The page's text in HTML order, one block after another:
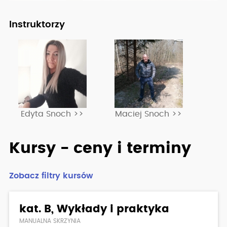
Instruktorzy
Edyta Snoch >> Maciej Snoch >>
Kursy - ceny i terminy
Zobacz filtry kursów
kat. B, Wykłady i praktyka
MANUALNA SKRZYNIA